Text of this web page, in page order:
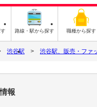
路線・駅から探す 職種から探す
渋谷駅 渋谷駅、販売・ファ
報